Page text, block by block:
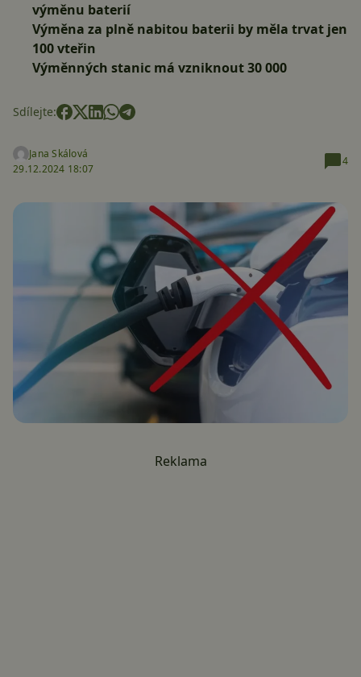
výměnu baterií
Výměna za plně nabitou baterii by měla trvat jen
100 vteřin
Výměnných stanic má vzniknout 30 000
Sdílejte:
Jana Skálová
29.12.2024 18:07
4
Reklama